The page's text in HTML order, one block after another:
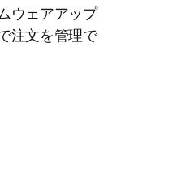
ウェアアップ
注文を管理で